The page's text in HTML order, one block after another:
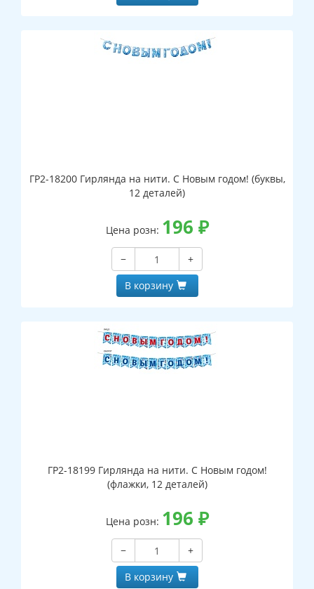
ГР2-18200 Гирлянда на нити. С Новым годом! (буквы,
12 деталей)
Цена розн: 196 ₽
−
+
В корзину
ГР2-18199 Гирлянда на нити. С Новым годом!
(флажки, 12 деталей)
Цена розн: 196 ₽
−
+
В корзину